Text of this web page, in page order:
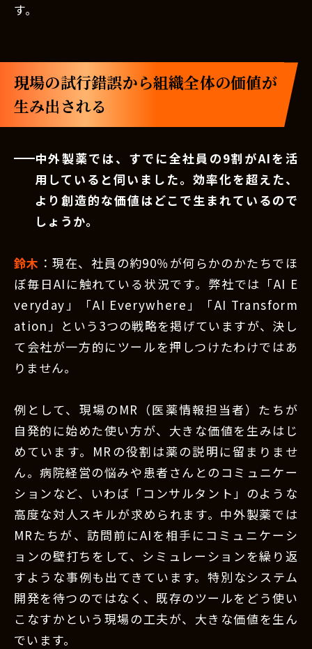
す。
現場の試行錯誤から組織全体の価値が
生み出される
中外製薬では、すでに全社員の9割がAIを活
用していると伺いました。効率化を超えた、
より創造的な価値はどこで生まれているので
しょうか。
鈴木 ：現在、社員の約90％が何らかのかたちでほ
ぼ毎日AIに触れている状況です。弊社では「AI E
veryday」「AI Everywhere」「AI Transform
ation」という3つの戦略を掲げていますが、決し
て会社が一方的にツールを押しつけたわけではあ
りません。
例として、現場のMR（医薬情報担当者）たちが
自発的に始めた使い方が、大きな価値を生みはじ
めています。MRの役割は薬の説明に留まりませ
ん。病院経営の悩みや患者さんとのコミュニケー
ションなど、いわば「コンサルタント」のような
高度な対人スキルが求められます。中外製薬では
MRたちが、訪問前にAIを相手にコミュニケーシ
ョンの壁打ちをして、シミュレーションを繰り返
すような事例も出てきています。特別なシステム
開発を待つのではなく、既存のツールをどう使い
こなすかという現場の工夫が、大きな価値を生ん
でいます。